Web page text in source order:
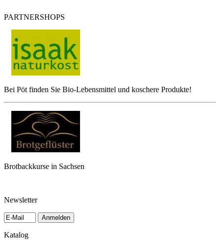
PARTNERSHOPS
Bei Pöt finden Sie Bio-Lebensmittel und koschere Produkte!
Brotbackkurse in Sachsen
Newsletter
Anmelden
Katalog